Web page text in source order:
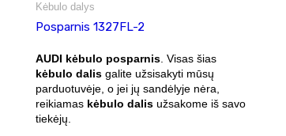
Kėbulo dalys
Posparnis 1327FL-2
AUDI kėbulo posparnis . Visas šias
kėbulo dalis galite užsisakyti mūsų
parduotuvėje, o jei jų sandėlyje nėra,
reikiamas kėbulo dalis užsakome iš savo
tiekėjų.